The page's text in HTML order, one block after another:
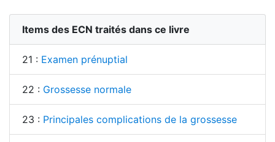
Items des ECN traités dans ce livre
21 : Examen prénuptial
22 : Grossesse normale
23 : Principales complications de la grossesse